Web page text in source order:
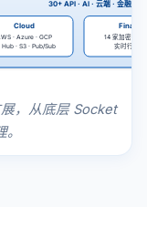
30+ API · AI · 云端 · 金融
Cloud
· Azure · GCP
Hub · S3 · Pub/Sub
14 家加密货币
实时行情报
，从底层 Socket